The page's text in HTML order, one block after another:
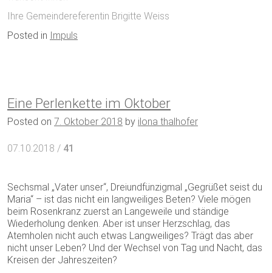
Ihre Gemeindereferentin Brigitte Weiss
Posted in Impuls
Eine Perlenkette im Oktober
Posted on 7. Oktober 2018 by ilona thalhofer
07.10.2018 / 41
Sechsmal „Vater unser“, Dreiundfünzigmal „Gegrüßet seist du
Maria“ – ist das nicht ein langweiliges Beten? Viele mögen
beim Rosenkranz zuerst an Langeweile und ständige
Wiederholung denken. Aber ist unser Herzschlag, das
Atemholen nicht auch etwas Langweiliges? Trägt das aber
nicht unser Leben? Und der Wechsel von Tag und Nacht, das
Kreisen der Jahreszeiten?